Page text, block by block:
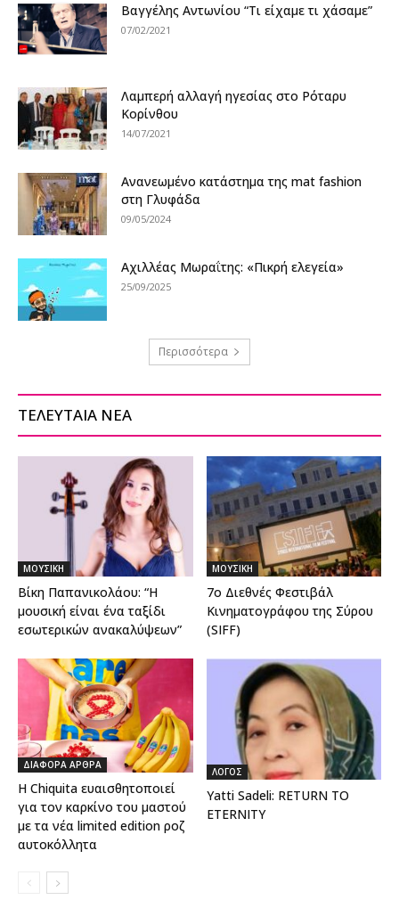
Βαγγέλης Αντωνίου “Τι είχαμε τι χάσαμε”
07/02/2021
Λαμπερή αλλαγή ηγεσίας στο Ρόταρυ
Κορίνθου
14/07/2021
Ανανεωμένο κατάστημα της mat fashion
στη Γλυφάδα
09/05/2024
Αχιλλέας Μωραΐτης: «Πικρή ελεγεία»
25/09/2025
Περισσότερα
ΤΕΛΕΥΤΑΙΑ ΝΕΑ
ΜΟΥΣΙΚΗ
Βίκη Παπανικολάου: “Η
μουσική είναι ένα ταξίδι
εσωτερικών ανακαλύψεων”
ΜΟΥΣΙΚΗ
7ο Διεθνές Φεστιβάλ
Κινηματογράφου της Σύρου
(SIFF)
ΔΙΑΦΟΡΑ ΑΡΘΡΑ
H Chiquita ευαισθητοποιεί
για τον καρκίνο του μαστού
με τα νέα limited edition ροζ
αυτοκόλλητα
ΛΟΓΟΣ
Yatti Sadeli: RETURN TO
ETERNITY